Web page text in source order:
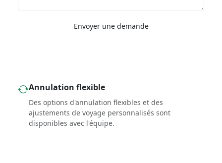
Envoyer une demande
Annulation flexible
Des options d'annulation flexibles et des
ajustements de voyage personnalisés sont
disponibles avec l'équipe.